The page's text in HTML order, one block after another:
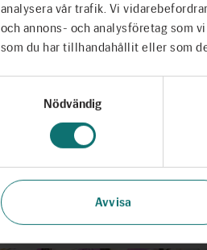
analysera vår trafik. Vi
och annons- och analysföretag som
som du har tillhandahållit eller som
Nödvändig
Avvisa